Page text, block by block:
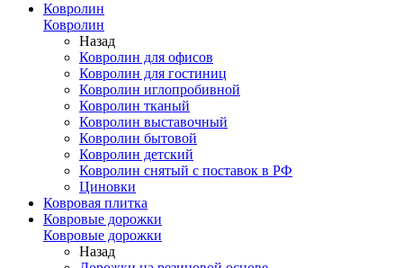
Ковролин
Ковролин
Назад
Ковролин для офисов
Ковролин для гостиниц
Ковролин иглопробивной
Ковролин тканый
Ковролин выставочный
Ковролин бытовой
Ковролин детский
Ковролин снятый с поставок в РФ
Циновки
Ковровая плитка
Ковровые дорожки
Ковровые дорожки
Назад